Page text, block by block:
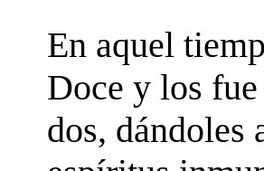
En aquel
Doce y los
dos, dándoles